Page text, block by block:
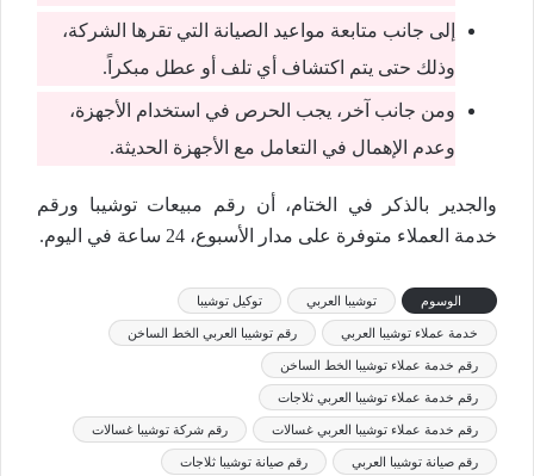
إلى جانب متابعة مواعيد الصيانة التي تقرها الشركة،
وذلك حتى يتم اكتشاف أي تلف أو عطل مبكراً.
ومن جانب آخر، يجب الحرص في استخدام الأجهزة،
وعدم الإهمال في التعامل مع الأجهزة الحديثة.
والجدير بالذكر في الختام، أن رقم مبيعات توشيبا ورقم
خدمة العملاء متوفرة على مدار الأسبوع، 24 ساعة في اليوم.
الوسوم توشيبا العربي توكيل توشيبا
خدمة عملاء توشيبا العربي رقم توشيبا العربي الخط الساخن
رقم خدمة عملاء توشيبا الخط الساخن
رقم خدمة عملاء توشيبا العربي ثلاجات
رقم خدمة عملاء توشيبا العربي غسالات رقم شركة توشيبا غسالات
رقم صيانة توشيبا العربي رقم صيانة توشيبا ثلاجات